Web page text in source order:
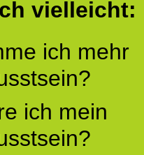
vielleicht:
ich mehr
ich mein